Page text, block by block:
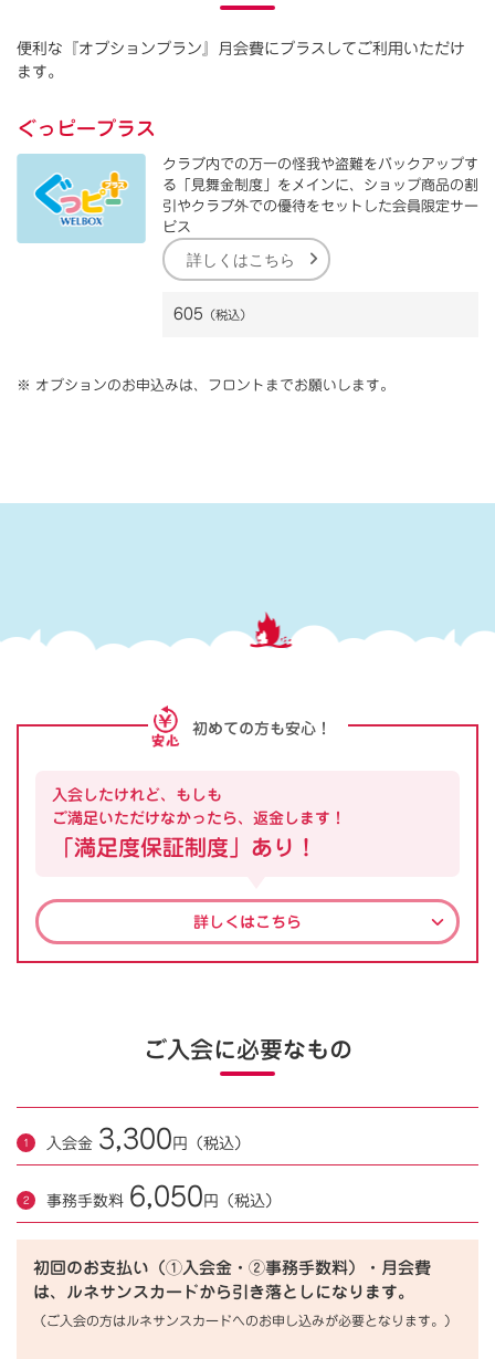
便利な『オプションプラン』月会費にプラスしてご利用いただけ
ます。
ぐっピープラス
クラブ内での万一の怪我や盗難をバックアップす
る「見舞金制度」をメインに、ショップ商品の割
引やクラブ外での優待をセットした会員限定サー
ビス
詳しくはこちら
605 （税込）
※ オプションのお申込みは、フロントまでお願いします。
初めての方も安心！
入会したけれど、もしも
ご満足いただけなかったら、返金します！
「満足度保証制度」あり！
詳しくはこちら
ご入会に必要なもの
入会金 3,300 円（税込）
事務手数料 6,050 円（税込）
初回のお支払い（①入会金・②事務手数料）・月会費
は、ルネサンスカードから引き落としになります。
（ご入会の方はルネサンスカードへのお申し込みが必要となります。）